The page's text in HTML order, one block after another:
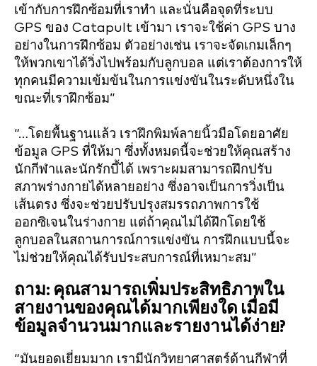
เข้ากับการฝึกซ้อมที่เราทำ และนั่นคือจุดที่ระบบ
GPS ของ Catapult เข้ามา เราจะใช้ค่า GPS บาง
อย่างในการฝึกซ้อม ตัวอย่างเช่น เราจะจัดเกมเล็กๆ
ให้พวกเขาได้วิ่งไปพร้อมกับลูกบอล แต่เราต้องการให้
ทุกคนมีความเข้มข้นในการแข่งขันในระดับหนึ่งใน
ขณะที่เราฝึกซ้อม”
“…โดยพื้นฐานแล้ว เราฝึกพิมพ์ลายนิ้วมือโดยอาศัย
ข้อมูล GPS ที่ให้มา ซึ่งทั้งหมดนี้จะช่วยให้คุณสร้าง
นักกีฬาและนักรักบี้ได้ เพราะผมสามารถฝึกปรับ
สภาพร่างกายได้หลายอย่าง ซึ่งอาจเป็นการวิ่งเป็น
เส้นตรง ซึ่งจะช่วยปรับปรุงสมรรถภาพการใช้
ออกซิเจนในร่างกาย แต่ถ้าคุณไม่ได้ฝึกโดยใช้
ลูกบอลในสถานการณ์การแข่งขัน การฝึกแบบนี้จะ
ไม่ช่วยให้คุณได้รับประสบการณ์ที่เหมาะสม”
ถาม: คุณสามารถเพิ่มประสิทธิภาพใน
สายงานของคุณได้มากเพียงใด เมื่อมี
ข้อมูลจำนวนมากและรายงานได้ง่าย?
“มันยอดเยี่ยมมาก เรามีนักวิทยาศาสตร์ด้านกีฬาที่